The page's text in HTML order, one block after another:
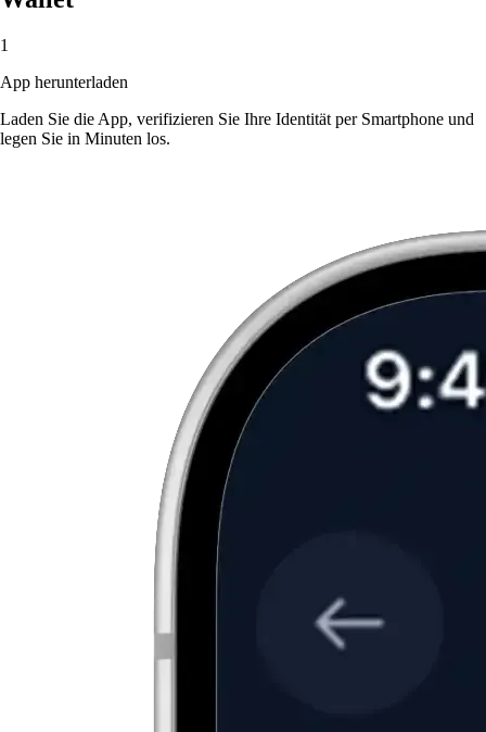
1
App herunterladen
Laden Sie die App, verifizieren Sie Ihre Identität per Smartphone und
legen Sie in Minuten los.